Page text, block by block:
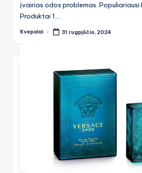
įvairias odos problemas. Populiariausi
Produktai 1.…
Posted
Kvepalai 31 rugpjūčio, 2024